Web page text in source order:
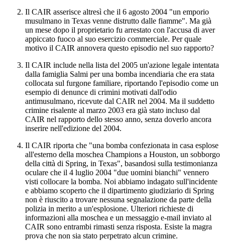
Il CAIR asserisce altresì che il 6 agosto 2004 "un emporio
musulmano in Texas venne distrutto dalle fiamme". Ma già
un mese dopo il proprietario fu arrestato con l'accusa di aver
appiccato fuoco al suo esercizio commerciale. Per quale
motivo il CAIR annovera questo episodio nel suo rapporto?
Il CAIR include nella lista del 2005 un'azione legale intentata
dalla famiglia Salmi per una bomba incendiaria che era stata
collocata sul furgone familiare, riportando l'episodio come un
esempio di denunce di crimini motivati dall'odio
antimusulmano, ricevute dal CAIR nel 2004. Ma il suddetto
crimine risalente al marzo 2003 era già stato incluso dal
CAIR nel rapporto dello stesso anno, senza doverlo ancora
inserire nell'edizione del 2004.
Il CAIR riporta che "una bomba confezionata in casa esplose
all'esterno della moschea Champions a Houston, un sobborgo
della città di Spring, in Texas", basandosi sulla testimonianza
oculare che il 4 luglio 2004 "due uomini bianchi" vennero
visti collocare la bomba. Noi abbiamo indagato sull'incidente
e abbiamo scoperto che il dipartimento giudiziario di Spring
non è riuscito a trovare nessuna segnalazione da parte della
polizia in merito a un'esplosione. Ulteriori richieste di
informazioni alla moschea e un messaggio e-mail inviato al
CAIR sono entrambi rimasti senza risposta. Esiste la magra
prova che non sia stato perpetrato alcun crimine.